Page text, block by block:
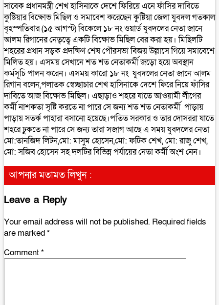
সাবেক প্রধানমন্ত্রী শেখ হাসিনাকে দেশে ফিরিয়ে এনে ফাঁসির দাবিতে
কুষ্টিয়ার বিক্ষোভ মিছিল ও সমাবেশ করেছেন কুষ্টিয়া জেলা যুবদল গতকাল
বৃহস্পতিবার (১৫ আগস্ট) বিকেলে ১৮ নং ওয়ার্ড যুবদলের নেতা জানে
আলম রিগানের নেতৃত্বে একটি বিক্ষোভ মিছিল বের করা হয়। মিছিলটি
শহরের প্রধান সড়ক প্রদক্ষিণ শেষ পৌরসভা বিজয় উল্লাসে গিয়ে সমাবেশে
মিলিত হয়। এসময় সেখানে শত শত নেতাকর্মী জড়ো হয়ে অবস্থান
কর্মসূচি পালন করেন। এসময় কারো ১৮ নং যুবদলের নেতা জানে আলম
রিগান বলেন,পলাতক স্বেচ্ছাচার শেখ হাসিনাকে দেশে ফিরে নিয়ে ফাঁসির
দাবিতে আজ বিক্ষোভ মিছিল। এছাড়াও শহরে যাতে আওয়ামী লীগের
কর্মী নাশকতা সৃষ্টি করতে না পারে সে জন্য শত শত নেতাকর্মী পাড়ায়
পাড়ায় সতর্ক পাহারা বসানো হয়েছে।পতিত সরকার ও তার দোসররা যাতে
শহরে ঢুকতে না পারে সে জন্য তারা সজাগ আছে এ সময় যুবদলের নেতা
মো:তানজিদ লিটন,মো: মাসুম হোসেন,মো: ফটিক শেখ, মো: রাজু শেখ,
মো: সজিব হোসেন সহ দলটির বিভিন্ন পর্যায়ের নেতা কর্মী অংশ নেন।
আপনার মতামত লিখুন :
Leave a Reply
Your email address will not be published. Required fields
are marked*
Comment*